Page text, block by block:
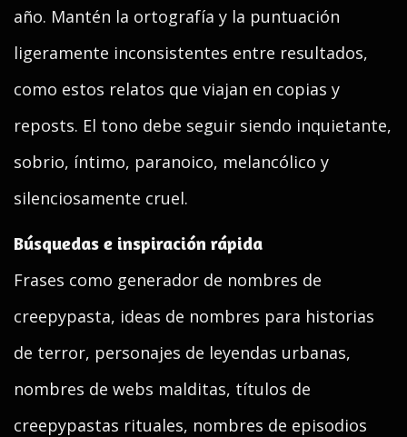
año. Mantén la ortografía y la puntuación
ligeramente inconsistentes entre resultados,
como estos relatos que viajan en copias y
reposts. El tono debe seguir siendo inquietante,
sobrio, íntimo, paranoico, melancólico y
silenciosamente cruel.
Búsquedas e inspiración rápida
Frases como generador de nombres de
creepypasta, ideas de nombres para historias
de terror, personajes de leyendas urbanas,
nombres de webs malditas, títulos de
creepypastas rituales, nombres de episodios